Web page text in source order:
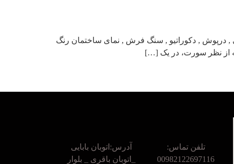
, درپوش , دکوراتیو , سنگ فرش , نمای ساختمان رنگ
از نظر سورت، در یک […]
تلفن تماس:
00982122697116
آدرس:اتوبان بابایی
_اتوبان باقری _ بلوار